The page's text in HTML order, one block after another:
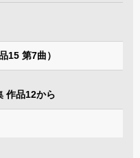
15 第7曲）
作品12から